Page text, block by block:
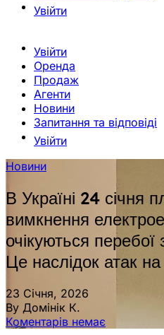
Увійти
Увійти
Оренда
Продаж
Агенти
Новини
Запитання та відповіді
Увійти
Новини
В Україні 24 січня
вимкнення
очікуються перебої
Це наслідок атак
23 Січня, 2026
By Домінік К.
Коментарів немає